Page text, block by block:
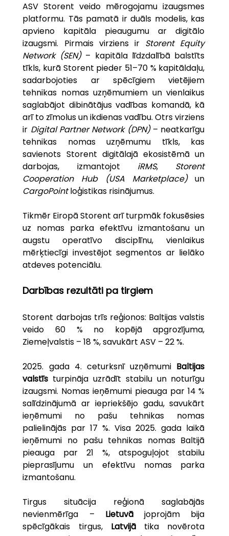
ASV Storent veido mērogojamu izaugsmes
platformu. Tās pamatā ir duāls modelis, kas
apvieno kapitāla pieaugumu ar digitālo
izaugsmi. Pirmais virziens ir Storent Equity
Network (SEN) – kapitāla līdzdalībā balstīts
tīkls, kurā Storent pieder 51–70 % kapitāldaļu,
sadarbojoties ar spēcīgiem vietējiem
tehnikas nomas uzņēmumiem un vienlaikus
saglabājot dibinātājus vadības komandā, kā
arī to zīmolus un ikdienas vadību. Otrs virziens
ir Digital Partner Network (DPN) – neatkarīgu
tehnikas nomas uzņēmumu tīkls, kas
savienots Storent digitālajā ekosistēmā un
darbojas, izmantojot iRMS, Storent
Cooperation Hub (USA Marketplace)
CargoPoint loģistikas risinājumus.
Tikmēr Eiropā Storent arī turpmāk fokusēsies
uz nomas parka efektīvu izmantošanu un
augstu operatīvo disciplīnu, vienlaikus
mērķtiecīgi investējot segmentos ar lielāko
atdeves potenciālu.
Darbības rezultāti pa tirgiem
Storent darbojas trīs reģionos: Baltijas valstis
veido 60 % no kopējā apgrozījuma,
Ziemeļvalstis – 18 %, savukārt ASV – 22 %.
2025. gada 4. ceturksnī uzņēmumi Baltijas
valstīs turpināja uzrādīt stabilu un noturīgu
izaugsmi. Nomas ieņēmumi pieauga par 14 %
salīdzinājumā ar iepriekšējo gadu, savukārt
ieņēmumi no pašu tehnikas nomas
palielinājās par 17 %. Visa 2025. gada laikā
ieņēmumi no pašu tehnikas nomas Baltijā
pieauga par 21 %, atspoguļojot stabilu
pieprasījumu un efektīvu nomas parka
izmantošanu.
Tirgus situācija reģionā saglabājās
nevienmērīga – Lietuvā joprojām bija
spēcīgākais tirgus, Latvijā tika novērota